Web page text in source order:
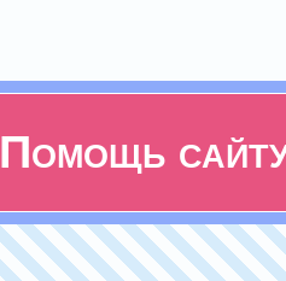
Помощь